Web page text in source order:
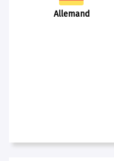
Allemand